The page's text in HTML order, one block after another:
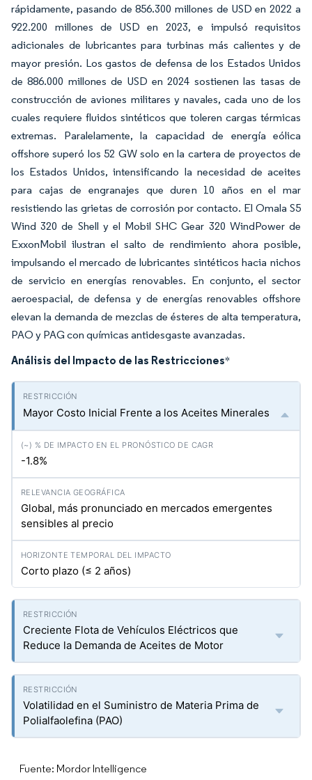
rápidamente, pasando de 856.300 millones de USD en 2022 a
922.200 millones de USD en 2023, e impulsó requisitos
adicionales de lubricantes para turbinas más calientes y de
mayor presión. Los gastos de defensa de los Estados Unidos
de 886.000 millones de USD en 2024 sostienen las tasas de
construcción de aviones militares y navales, cada uno de los
cuales requiere fluidos sintéticos que toleren cargas térmicas
extremas. Paralelamente, la capacidad de energía eólica
offshore superó los 52 GW solo en la cartera de proyectos de
los Estados Unidos, intensificando la necesidad de aceites
para cajas de engranajes que duren 10 años en el mar
resistiendo las grietas de corrosión por contacto. El Omala S5
Wind 320 de Shell y el Mobil SHC Gear 320 WindPower de
ExxonMobil ilustran el salto de rendimiento ahora posible,
impulsando el mercado de lubricantes sintéticos hacia nichos
de servicio en energías renovables. En conjunto, el sector
aeroespacial, de defensa y de energías renovables offshore
elevan la demanda de mezclas de ésteres de alta temperatura,
PAO y PAG con químicas antidesgaste avanzadas.
Análisis del Impacto de las Restricciones*
Mayor Costo Inicial Frente a los Aceites Minerales
-1.8%
Global, más pronunciado en mercados emergentes
sensibles al precio
Corto plazo (≤ 2 años)
Creciente Flota de Vehículos Eléctricos que
Reduce la Demanda de Aceites de Motor
Volatilidad en el Suministro de Materia Prima de
Polialfaolefina (PAO)
Fuente: Mordor Intelligence